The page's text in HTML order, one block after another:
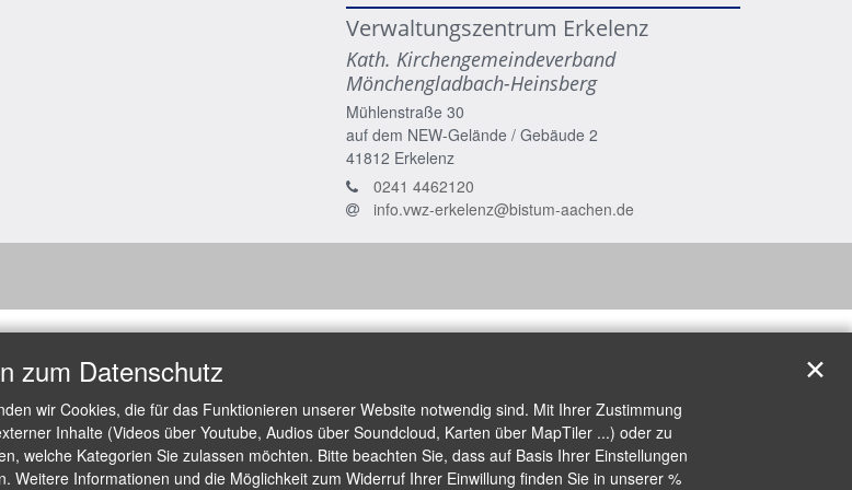
Verwaltungszentrum Erkelenz
Kath. Kirchengemeindeverband
Mönchengladbach-Heinsberg
Mühlenstraße 30
auf dem NEW-Gelände / Gebäude 2
41812 Erkelenz
0241 4462120
info.vwz-erkelenz@bistum-aachen.de
zum Datenschutz
wir Cookies, die für das Funktionieren unserer Website notwendig sind. Mit Ihrer Zustimmung
Inhalte (Videos über Youtube, Audios über Soundcloud, Karten über MapTiler ...) oder zu
welche Kategorien Sie zulassen möchten. Bitte beachten Sie, dass auf Basis Ihrer Einstellungen
Informationen und die Möglichkeit zum Widerruf Ihrer Einwillung finden Sie in unserer %
✕